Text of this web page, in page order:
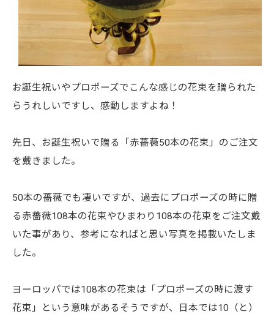
お誕生祝いやプロポーズでこんな感じの花束を贈られた
らうれしいですし、感動しますよね！
先日、お誕生祝いで贈る「赤薔薇50本の花束」のご注文
を戴きました。
50本の薔薇でも凄いですが、過去にプロポーズの時に贈
る赤薔薇108本の花束やひまわり108本の花束をご注文戴
いた事があり、参考になればと思い写真を掲載いたしま
した。
ヨーロッパでは108本の花束は「プロポーズの時に渡す
花束」という意味があるそうですが、日本では10（と）